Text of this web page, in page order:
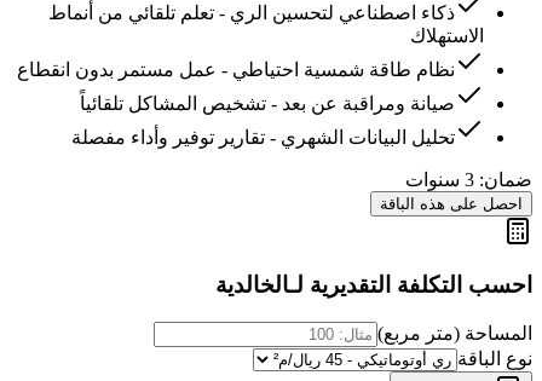
ذكاء اصطناعي لتحسين الري - تعلم تلقائي من أنماط
الاستهلاك
نظام طاقة شمسية احتياطي - عمل مستمر بدون انقطاع
صيانة ومراقبة عن بعد - تشخيص المشاكل تلقائياً
تحليل البيانات الشهري - تقارير توفير وأداء مفصلة
ضمان: 3 سنوات
احصل على هذه الباقة
احسب التكلفة التقديرية لـالخالدية
المساحة (متر مربع)
نوع الباقة